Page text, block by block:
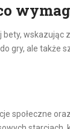
wskazując
gry, ale także
społeczne